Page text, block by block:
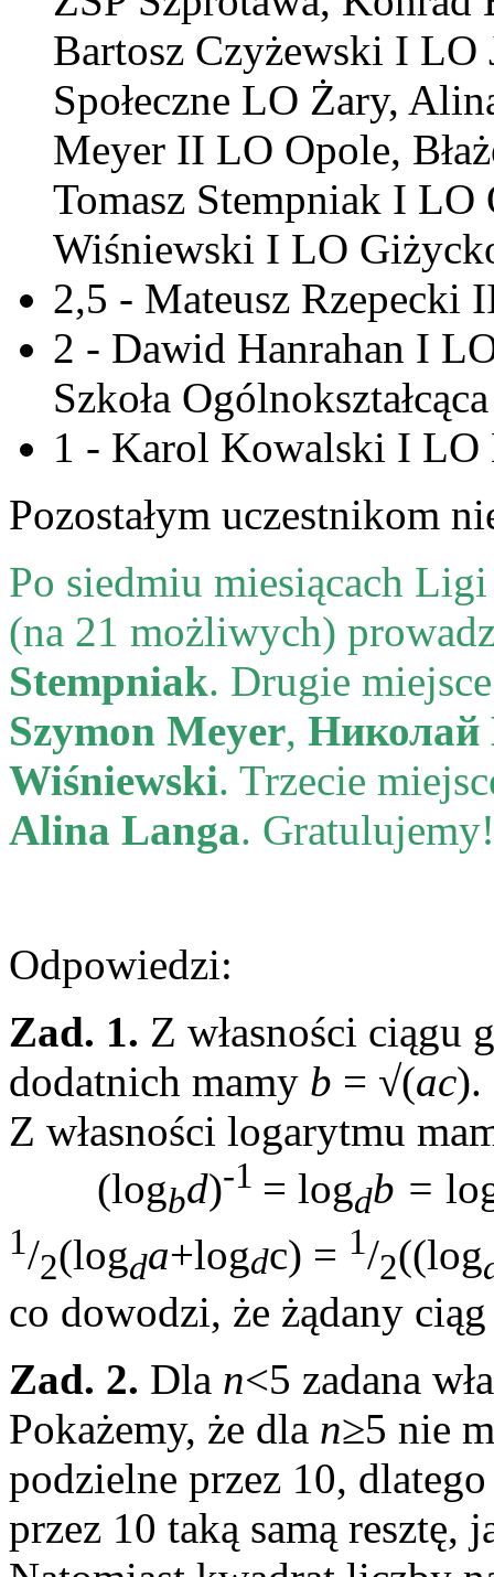
Bartosz Czyżewski I LO
Społeczne LO Żary,
Meyer II LO Opole,
Tomasz Stempniak I
Wiśniewski I LO
2,5 - Mateusz Rzepecki
2 - Dawid Hanrahan I
Szkoła
1 - Karol Kowalski I LO
Pozostałym uczestnikom
Po siedmiu miesiącach
(na 21 możliwych)
Stempniak. Drugie
Szymon Meyer,
Wiśniewski. Trzecie
Alina Langa. Gratulujemy!
Odpowiedzi:
Zad. 1. Z własności ciągu
dodatnich mamy b = √(ac).
Z własności logarytmu
(logbd)-1 = logdb =
1/2(logda+logdc) = 1/2((log
co dowodzi, że żądany
Zad. 2. Dla n<5 zadana
Pokażemy, że dla n≥5 nie
podzielne przez 10,
przez 10 taką samą